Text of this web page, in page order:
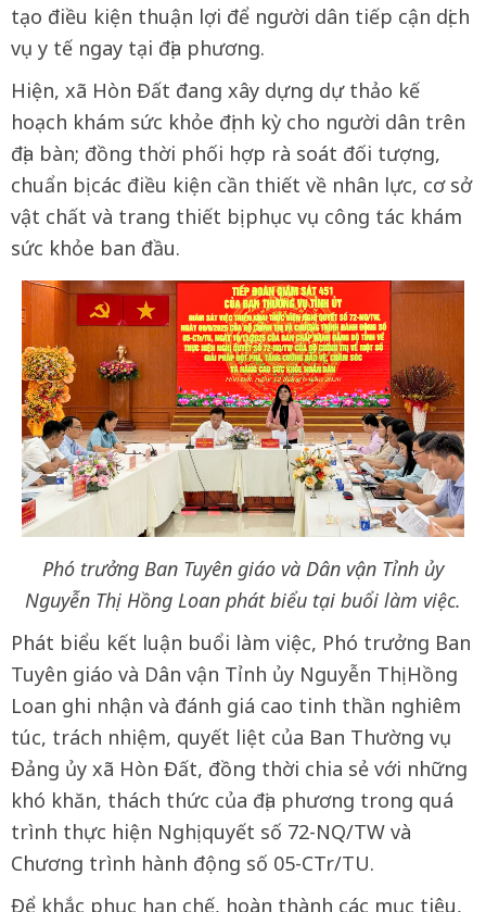
tạo điều kiện thuận lợi để người dân tiếp cận dịch
vụ y tế ngay tại địa phương.
Hiện, xã Hòn Đất đang xây dựng dự thảo kế
hoạch khám sức khỏe định kỳ cho người dân trên
địa bàn; đồng thời phối hợp rà soát đối tượng,
chuẩn bị các điều kiện cần thiết về nhân lực, cơ sở
vật chất và trang thiết bị phục vụ công tác khám
sức khỏe ban đầu.
Phó trưởng Ban Tuyên giáo và Dân vận Tỉnh ủy
Nguyễn Thị Hồng Loan phát biểu tại buổi làm việc.
Phát biểu kết luận buổi làm việc, Phó trưởng Ban
Tuyên giáo và Dân vận Tỉnh ủy Nguyễn Thị Hồng
Loan ghi nhận và đánh giá cao tinh thần nghiêm
túc, trách nhiệm, quyết liệt của Ban Thường vụ
Đảng ủy xã Hòn Đất, đồng thời chia sẻ với những
khó khăn, thách thức của địa phương trong quá
trình thực hiện Nghị quyết số 72-NQ/TW và
Chương trình hành động số 05-CTr/TU.
Để khắc phục hạn chế, hoàn thành các mục tiêu,